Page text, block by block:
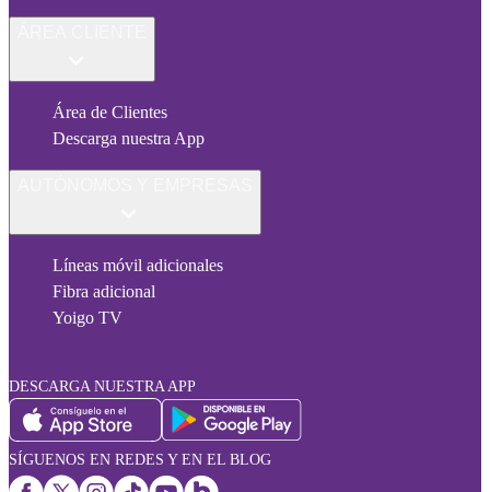
Área de Clientes
Descarga nuestra App
Líneas móvil adicionales
Fibra adicional
Yoigo TV
DESCARGA NUESTRA APP
SÍGUENOS EN REDES Y EN EL BLOG